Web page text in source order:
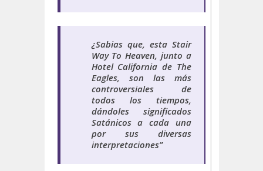
¿Sabias que, esta Stair
Way To Heaven, junto a
Hotel California de The
Eagles, son las más
controversiales de
todos los tiempos,
dándoles significados
Satánicos a cada una
por sus diversas
interpretaciones”